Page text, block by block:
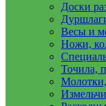
Доски
Весы и
Ножи,
Точила,